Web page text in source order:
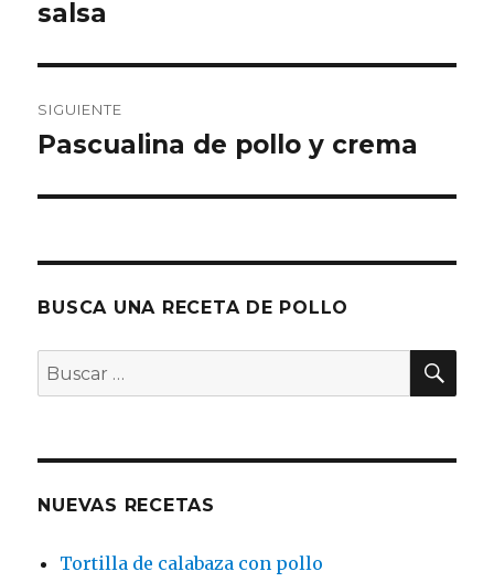
entradas
anterior:
salsa
SIGUIENTE
Entrada
Pascualina de pollo y crema
BUSCA UNA RECETA DE POLLO
Buscar
por:
NUEVAS RECETAS
Tortilla de calabaza con pollo